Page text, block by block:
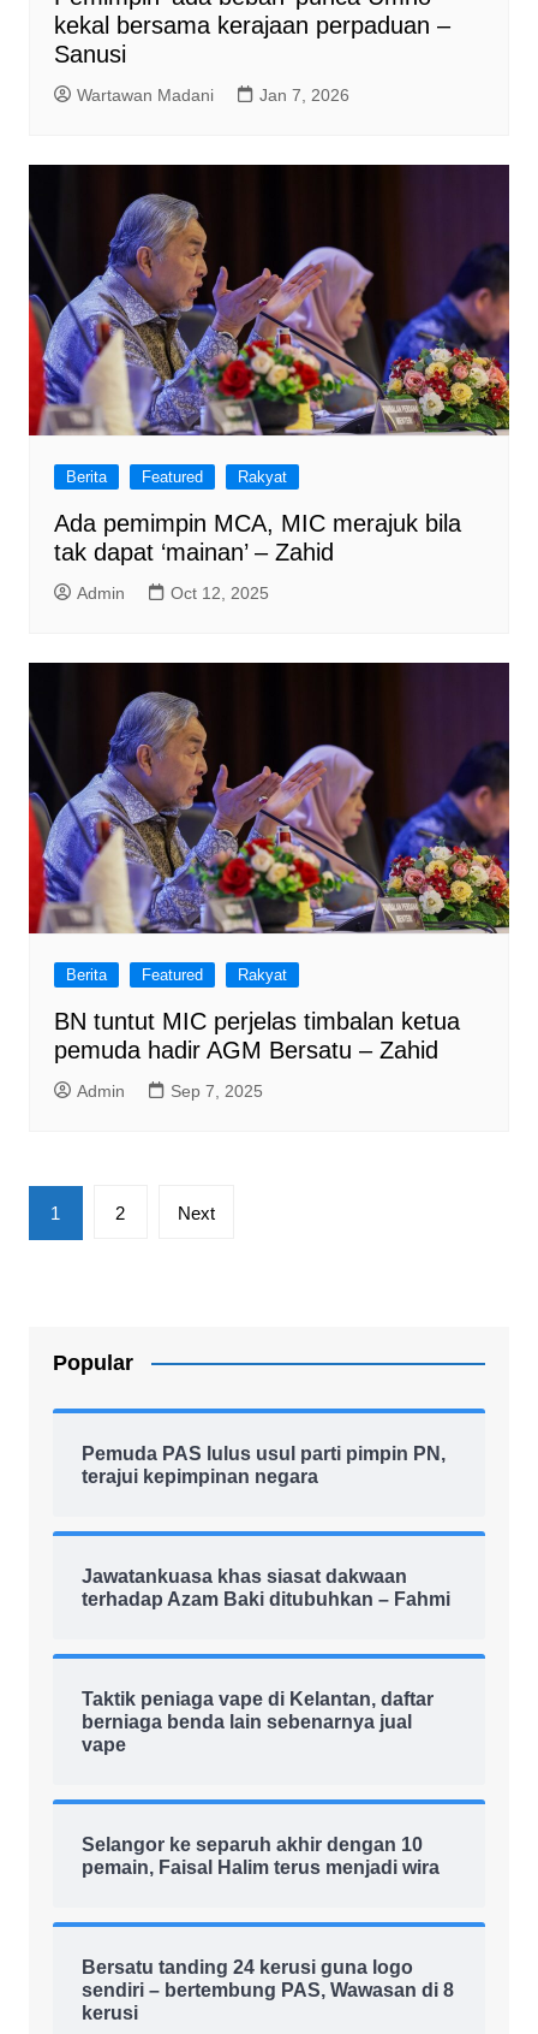
kekal bersama kerajaan perpaduan –
Sanusi
Wartawan Madani Jan 7, 2026
Berita Featured Rakyat
Ada pemimpin MCA, MIC merajuk bila
tak dapat ‘mainan’ – Zahid
Admin Oct 12, 2025
Berita Featured Rakyat
BN tuntut MIC perjelas timbalan ketua
pemuda hadir AGM Bersatu – Zahid
Admin Sep 7, 2025
Posts
pagination
1 2 Next
Popular
Pemuda PAS lulus usul parti pimpin PN,
terajui kepimpinan negara
Jawatankuasa khas siasat dakwaan
terhadap Azam Baki ditubuhkan – Fahmi
Taktik peniaga vape di Kelantan, daftar
berniaga benda lain sebenarnya jual
vape
Selangor ke separuh akhir dengan 10
pemain, Faisal Halim terus menjadi wira
Bersatu tanding 24 kerusi guna logo
sendiri – bertembung PAS, Wawasan di 8
kerusi